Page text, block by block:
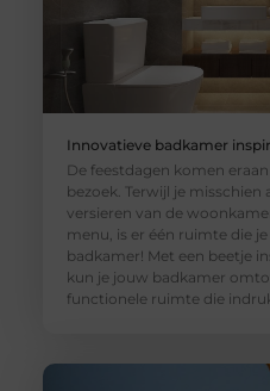
Innovatieve badkamer
De feestdagen komen
bezoek. Terwijl je
versieren van de
menu, is er één ruimte die
badkamer! Met een beetje
kun je jouw badkamer
functionele ruimte die